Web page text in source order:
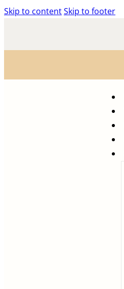
Skip to contentSkip to footer